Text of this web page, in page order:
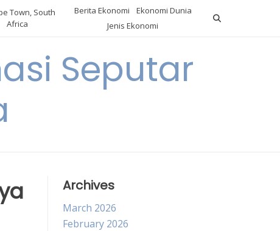
Town, South
Africa
Berita Ekonomi
Ekonomi Dunia
Jenis Ekonomi
Seputar
Archives
March 2026
February 2026